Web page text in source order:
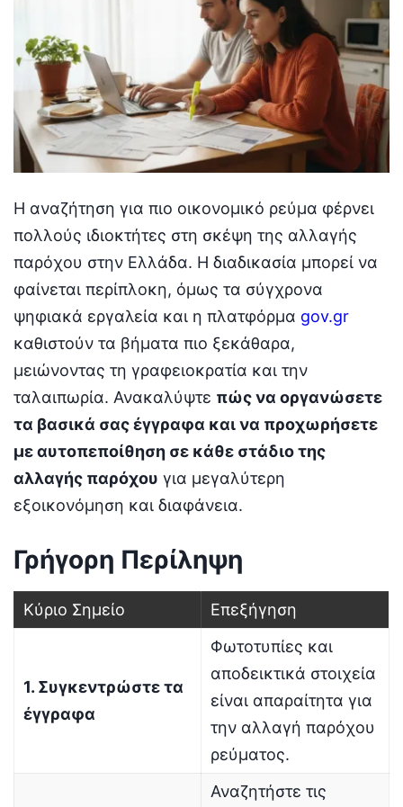
Η αναζήτηση για πιο οικονομικό ρεύμα φέρνει
πολλούς ιδιοκτήτες στη σκέψη της αλλαγής
παρόχου στην Ελλάδα. Η διαδικασία μπορεί να
φαίνεται περίπλοκη, όμως τα σύγχρονα
ψηφιακά εργαλεία και η πλατφόρμα gov.gr
καθιστούν τα βήματα πιο ξεκάθαρα,
μειώνοντας τη γραφειοκρατία και την
ταλαιπωρία. Ανακαλύψτε πώς να οργανώσετε
τα βασικά σας έγγραφα και να προχωρήσετε
με αυτοπεποίθηση σε κάθε στάδιο της
αλλαγής παρόχου για μεγαλύτερη
εξοικονόμηση και διαφάνεια.
Γρήγορη Περίληψη
Κύριο Σημείο Επεξήγηση
1. Συγκεντρώστε τα
έγγραφα
Φωτοτυπίες και
αποδεικτικά στοιχεία
είναι απαραίτητα για
την αλλαγή παρόχου
ρεύματος.
Αναζητήστε τις